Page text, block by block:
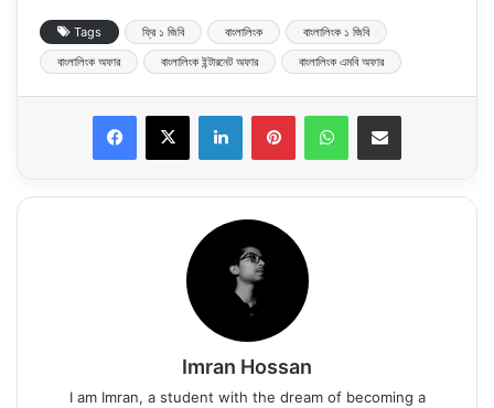
Tags ফ্রি ১ জিবি বাংলালিংক
বাংলালিংক ১ জিবি
বাংলালিংক অফার
বাংলালিংক ইন্টারনেট অফার বাংলালিংক এমবি অফার
Imran Hossan
I am Imran, a student with the dream of becoming a